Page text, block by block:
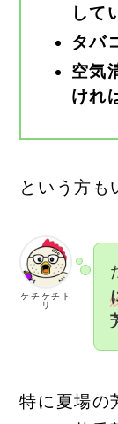
して
タバ
空気
けれ
という方も
ケチケチト
リ
特に夏場の